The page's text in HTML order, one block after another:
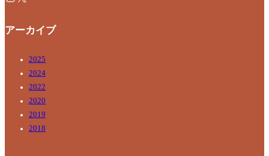
アーカイブ
2025
2024
2022
2020
2019
2018